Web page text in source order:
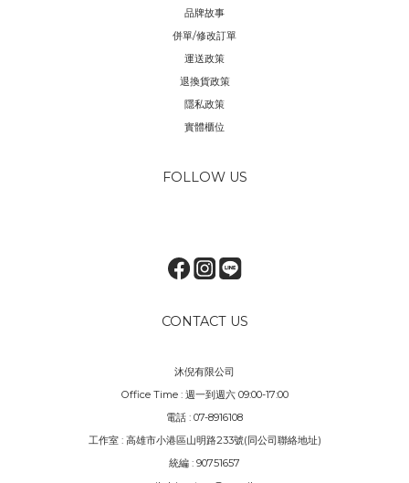
品牌故事
併單/修改訂單
運送政策
退換貨政策
隱私政策
實體櫃位
FOLLOW US
CONTACT US
沐倪有限公司
Office Time : 週一到週六 09:00-17:00
電話 : 07-8916108
工作室 : 高雄市小港區山明路233號(同公司聯絡地址)
統編 : 90751657